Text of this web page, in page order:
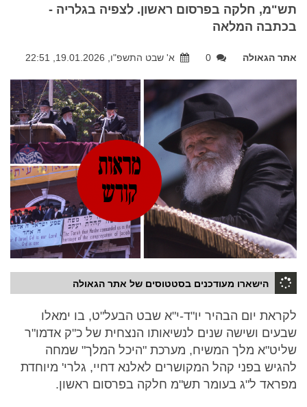
תש"מ, חלקה בפרסום ראשון. לצפיה בגלריה -
בכתבה המלאה
אתר הגאולה 0 א' שבט התשפ"ו, 19.01.2026, 22:51
הישארו מעודכנים בסטטוסים של אתר הגאולה
לקראת יום הבהיר יו"ד-י"א שבט הבעל"ט, בו ימאלו
שבעים ושישה שנים לנשיאותו הנצחית של כ"ק אדמו"ר
שליט"א מלך המשיח, מערכת "היכל המלך" שמחה
להגיש בפני קהל המקושרים לאלנא דחיי, גלרי' מיוחדת
מפראד ל"ג בעומר תש"מ חלקה בפרסום ראשון.